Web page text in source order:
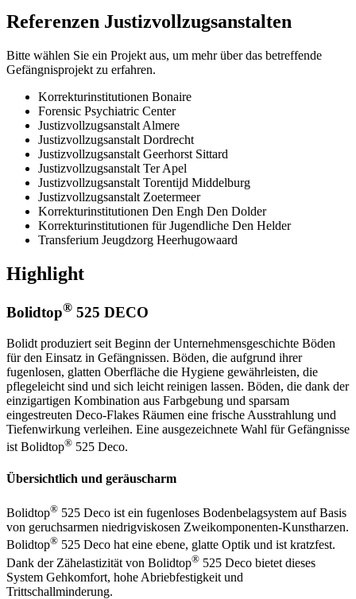
Referenzen Justizvollzugsanstalten
Bitte wählen Sie ein Projekt aus, um mehr über das betreffende
Gefängnisprojekt zu erfahren.
Korrekturinstitutionen Bonaire
Forensic Psychiatric Center
Justizvollzugsanstalt Almere
Justizvollzugsanstalt Dordrecht
Justizvollzugsanstalt Geerhorst Sittard
Justizvollzugsanstalt Ter Apel
Justizvollzugsanstalt Torentijd Middelburg
Justizvollzugsanstalt Zoetermeer
Korrekturinstitutionen Den Engh Den Dolder
Korrekturinstitutionen für Jugendliche Den Helder
Transferium Jeugdzorg Heerhugowaard
Highlight
Bolidtop® 525 DECO
Bolidt produziert seit Beginn der Unternehmensgeschichte Böden
für den Einsatz in Gefängnissen. Böden, die aufgrund ihrer
fugenlosen, glatten Oberfläche die Hygiene gewährleisten, die
pflegeleicht sind und sich leicht reinigen lassen. Böden, die dank der
einzigartigen Kombination aus Farbgebung und sparsam
eingestreuten Deco-Flakes Räumen eine frische Ausstrahlung und
Tiefenwirkung verleihen. Eine ausgezeichnete Wahl für Gefängnisse
ist Bolidtop® 525 Deco.
Übersichtlich und geräuscharm
Bolidtop® 525 Deco ist ein fugenloses Bodenbelagsystem auf Basis
von geruchsarmen niedrigviskosen Zweikomponenten-Kunstharzen.
Bolidtop® 525 Deco hat eine ebene, glatte Optik und ist kratzfest.
Dank der Zähelastizität von Bolidtop® 525 Deco bietet dieses
System Gehkomfort, hohe Abriebfestigkeit und
Trittschallminderung.